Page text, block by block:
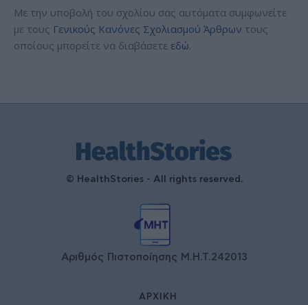
Με την υποβολή του σχολίου σας αυτόματα συμφωνείτε
με τους Γενικούς Κανόνες Σχολιασμού Άρθρων τους
οποίους μπορείτε να διαβάσετε εδώ.
© HealthStories - All rights reserved.
Αριθμός Πιστοποίησης Μ.Η.Τ.242013
ΑΡΧΙΚΉ